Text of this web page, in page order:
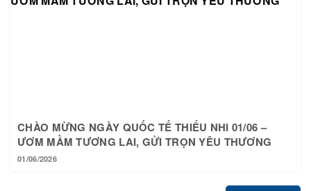
CHÀO MỪNG NGÀY QUỐC TẾ THIẾU NHI 01/06 –
ƯƠM MẦM TƯƠNG LAI, GỬI TRỌN YÊU THƯƠNG
01/06/2026